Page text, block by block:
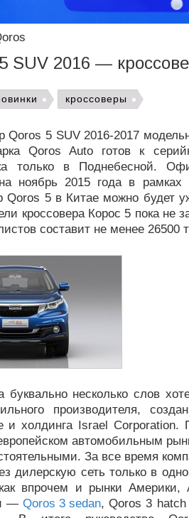
SUV 2016 —
кроссоверы
Qoros 5 SUV 2016-2017
Qoros Auto готов к
только в Поднебесной.
ноябрь 2015 года в рамках
Qoros 5 в Китае можно будет
кроссовера Корос 5 пока не
составит не менее
буквально несколько слов
производителя,
и холдинга Israel Corporation.
автомобильным
За все время
дилерскую сеть только в
впрочем и рынки
—Qoros 3 sedan, Qoros 3 hatch